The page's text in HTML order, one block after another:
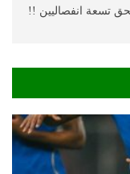
تسعة انفصاليين !!